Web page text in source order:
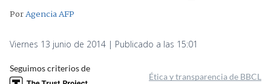
PorAgencia AFP
Viernes 13 junio de 2014 | Publicado a las 15:01
Seguimos criterios de
Ética y transparencia de BBCL